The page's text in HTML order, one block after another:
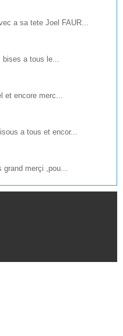
a sa tete Joel FAUR...
bises a tous le...
et encore merc...
a tous et encor...
grand merçi ,pou...